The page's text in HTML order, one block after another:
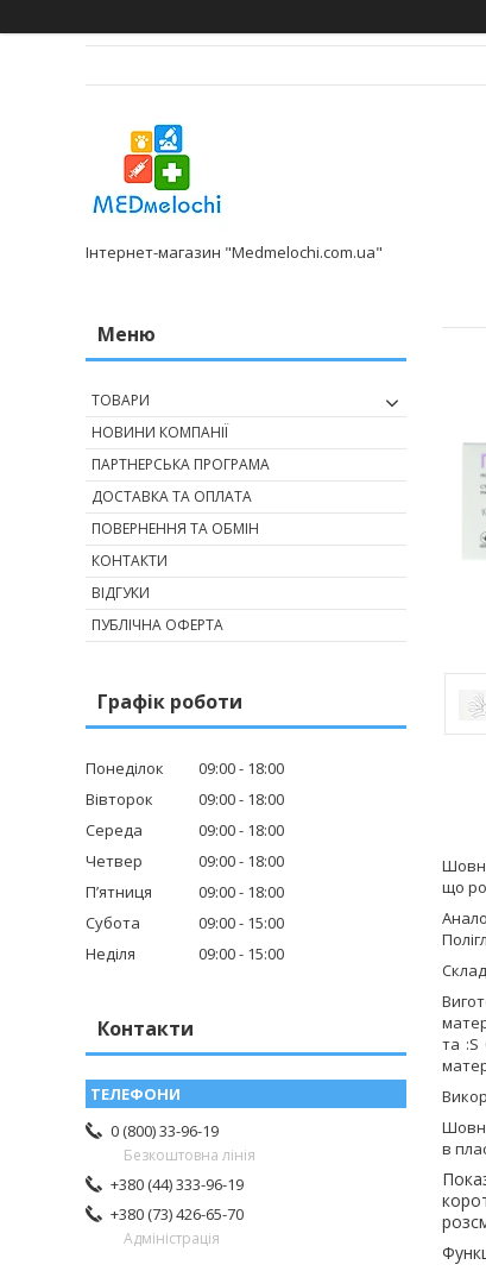
Інтернет-магазин "Medmelochi.com.ua"
що
та :S
в
ТОВАРИ
НОВИНИ КОМПАНІЇ
ПАРТНЕРСЬКА ПРОГРАМА
ДОСТАВКА ТА ОПЛАТА
ПОВЕРНЕННЯ ТА ОБМІН
КОНТАКТИ
ВІДГУКИ
ПУБЛІЧНА ОФЕРТА
Графік роботи
Понеділок 09:00
18:00
Вівторок
09:00
18:00
Середа
09:00
18:00
Четвер
09:00
18:00
Пʼятниця
09:00
18:00
Субота
09:00
15:00
Неділя
09:00 15:00
Контакти
0 (800) 33-96-19
Безкоштовна лінія
+380 (44) 333-96-19
+380 (73) 426-65-70
Адміністрація